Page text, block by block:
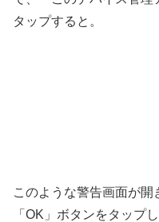
タップすると。
このような警告画面が
「OK」ボタンをタップ